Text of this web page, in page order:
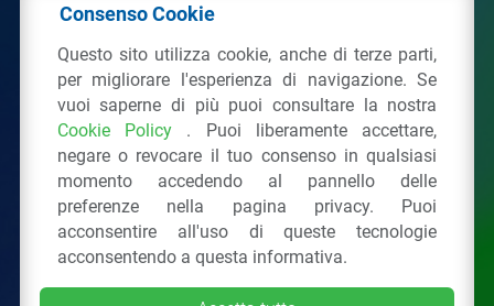
Plastiche da Riciclo
C.F. 97381090154
Via San Vittore 36 20123Milano (MI)
Tel.: 02 43928225.
Tutti i diritti riservati Privacy Policy &Cookie
Consenso Cookie
Questo sito utilizza cookie, anche di terze parti,
per migliorare l'esperienza di navigazione. Se
vuoi saperne di più puoi consultare la nostra
Cookie Policy . Puoi liberamente accettare,
negare o revocare il tuo consenso in qualsiasi
momento accedendo al pannello delle
preferenze nella pagina privacy. Puoi
acconsentire all'uso di queste tecnologie
acconsentendo a questa informativa.